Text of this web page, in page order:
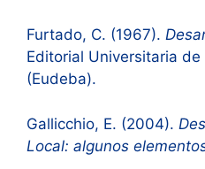
Furtado, C. (1967).
Editorial Universitaria de
(Eudeba).
Gallicchio, E. (2004).
Local: algunos